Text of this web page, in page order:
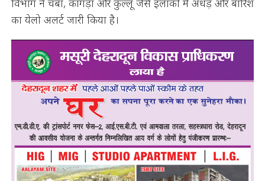
विभाग ने चंबा, कांगड़ा और कुल्लू जैसे इलाकों में अंधड़ और बारिश
का येलो अलर्ट जारी किया है।